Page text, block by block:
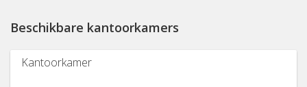
Beschikbare kantoorkamers
Kantoorkamer